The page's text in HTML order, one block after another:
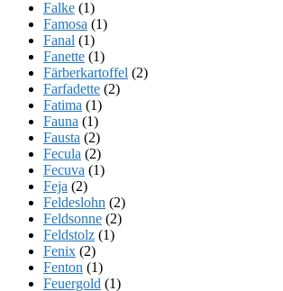
Falke (1)
Famosa (1)
Fanal (1)
Fanette (1)
Färberkartoffel (2)
Farfadette (2)
Fatima (1)
Fauna (1)
Fausta (2)
Fecula (2)
Fecuva (1)
Feja (2)
Feldeslohn (2)
Feldsonne (2)
Feldstolz (1)
Fenix (2)
Fenton (1)
Feuergold (1)